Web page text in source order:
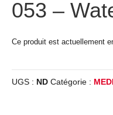
053 –
Ce produit est actuellement
UGS : ND Catégorie :